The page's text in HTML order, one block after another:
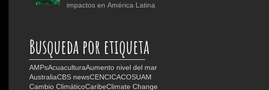
impactos en América Latina
Busqueda por etiqueta
AMPsAcuaculturaAumento nivel del mar
AustraliaCBS newsCENCICACOSUAM
Cambio ClimáticoCaribeClimate Change